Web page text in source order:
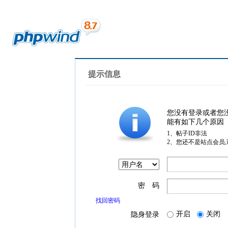
提示信息
您没有登录或者您
能有如下几个原因
1、帖子ID非法
2、您还不是站点会员
密 码
找回密码
隐身登录 开启 关闭